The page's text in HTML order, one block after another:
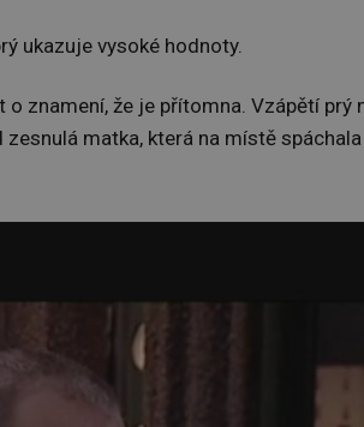
ukazuje vysoké hodnoty.
znamení, že je přítomna. Vzápětí prý
matka, která na místě spáchala